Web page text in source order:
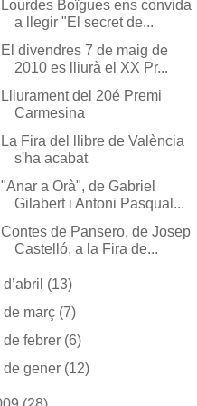
Lourdes Boïgues ens convida
a llegir "El secret de...
El divendres 7 de maig de
2010 es lliurà el XX Pr...
Lliurament del 20é Premi
Carmesina
La Fira del llibre de València
s'ha acabat
"Anar a Orà", de Gabriel
Gilabert i Antoni Pasqual...
Contes de Pansero, de Josep
Castelló, a la Fira de...
d’abril (13)
de març (7)
de febrer (6)
de gener (12)